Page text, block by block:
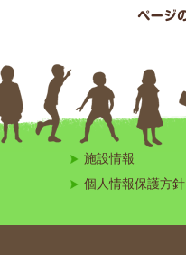
施設情報
個人情報保護方針